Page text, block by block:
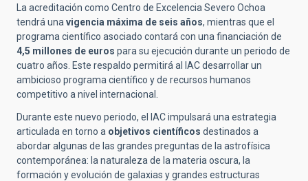
La acreditación como Centro de Excelencia Severo Ochoa
tendrá una vigencia máxima de seis años, mientras que el
programa científico asociado contará con una financiación de
4,5 millones de euros para su ejecución durante un periodo de
cuatro años. Este respaldo permitirá al IAC desarrollar un
ambicioso programa científico y de recursos humanos
competitivo a nivel internacional.
Durante este nuevo periodo, el IAC impulsará una estrategia
articulada en torno a objetivos científicos destinados a
abordar algunas de las grandes preguntas de la astrofísica
contemporánea: la naturaleza de la materia oscura, la
formación y evolución de galaxias y grandes estructuras